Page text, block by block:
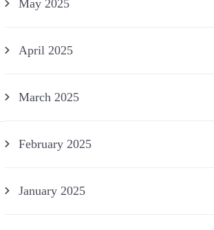
May 2025
April 2025
March 2025
February 2025
January 2025